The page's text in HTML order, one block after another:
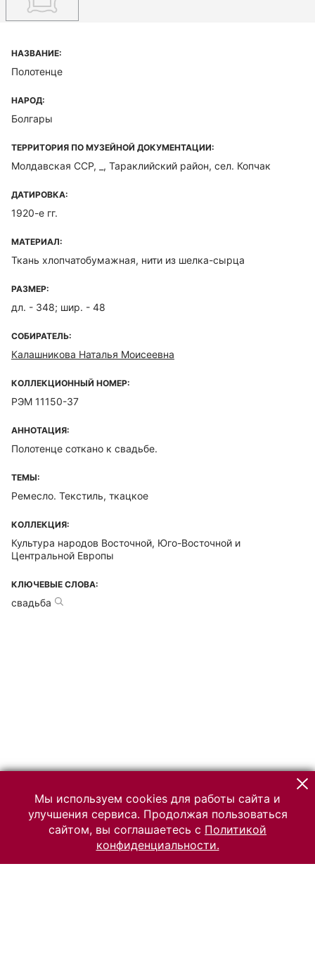
НАЗВАНИЕ:
Полотенце
НАРОД:
Болгары
ТЕРРИТОРИЯ ПО МУЗЕЙНОЙ ДОКУМЕНТАЦИИ:
Молдавская ССР, _, Тараклийский район, сел. Копчак
ДАТИРОВКА:
1920-е гг.
МАТЕРИАЛ:
Ткань хлопчатобумажная, нити из шелка-сырца
РАЗМЕР:
дл. - 348; шир. - 48
СОБИРАТЕЛЬ:
Калашникова Наталья Моисеевна
КОЛЛЕКЦИОННЫЙ НОМЕР:
РЭМ 11150-37
АННОТАЦИЯ:
Полотенце соткано к свадьбе.
ТЕМЫ:
Ремесло. Текстиль, ткацкое
КОЛЛЕКЦИЯ:
Культура народов Восточной, Юго-Восточной и
Центральной Европы
КЛЮЧЕВЫЕ СЛОВА:
свадьба
Мы используем cookies для работы сайта и
улучшения сервиса. Продолжая пользоваться
сайтом, вы соглашаетесь с Политикой
конфиденциальности.